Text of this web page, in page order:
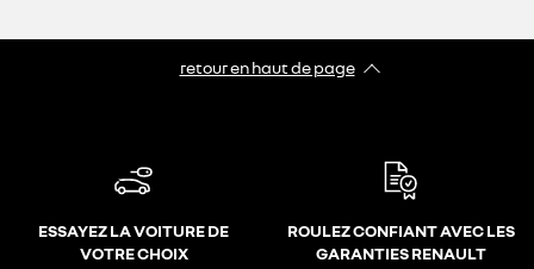
retour en haut de page​
ESSAYEZ LA VOITURE DE
VOTRE CHOIX
ROULEZ CONFIANT AVEC LES
GARANTIES RENAULT